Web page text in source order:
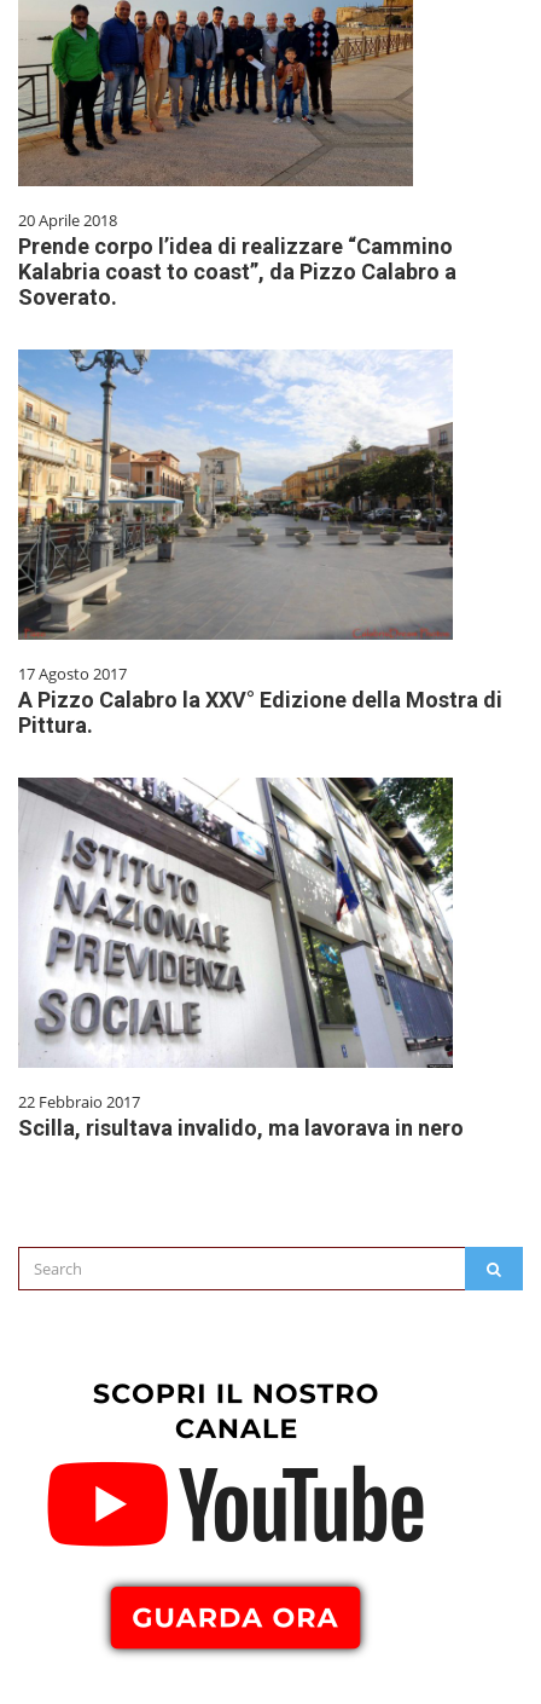
20 Aprile 2018
Prende corpo l’idea di realizzare “Cammino
Kalabria coast to coast”, da Pizzo Calabro a
Soverato.
17 Agosto 2017
A Pizzo Calabro la XXV° Edizione della Mostra di
Pittura.
22 Febbraio 2017
Scilla, risultava invalido, ma lavorava in nero
Search
for: